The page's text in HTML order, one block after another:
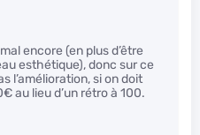
encore (en plus d’être
esthétique), donc sur ce
l’amélioration, si on doit
au lieu d’un rétro à 100.